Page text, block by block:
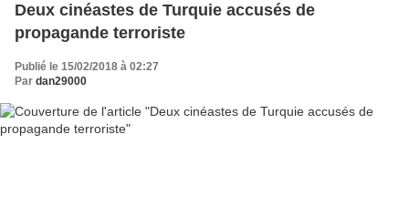
Deux cinéastes de Turquie accusés de
propagande terroriste
Publié le 15/02/2018 à 02:27
Par dan29000